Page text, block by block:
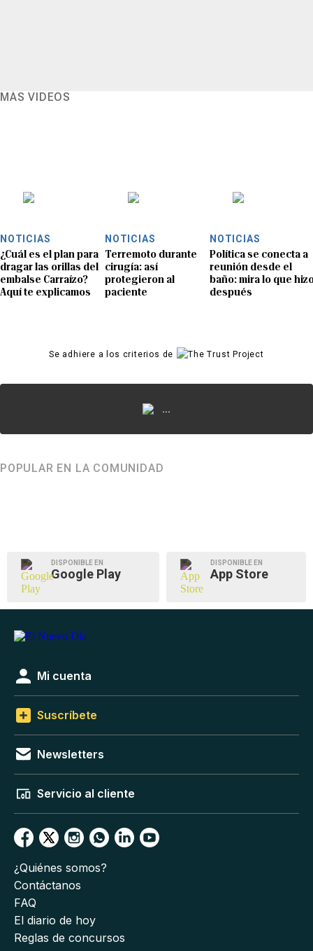
MÁS VIDEOS
NOTICIAS
¿Cuál es el plan para
dragar las orillas del
embalse Carraízo?
Aquí te explicamos
NOTICIAS
Terremoto durante
cirugía: así
protegieron al
paciente
NOTICIAS
Política se conecta a
reunión desde el
baño: mira lo que
después
Se adhiere a los criterios de
...
POPULAR EN LA COMUNIDAD
DISPONIBLE EN
Google Play
DISPONIBLE EN
App Store
Mi cuenta
Suscríbete
Newsletters
Servicio al cliente
¿Quiénes somos?
Contáctanos
FAQ
El diario de hoy
Reglas de concursos